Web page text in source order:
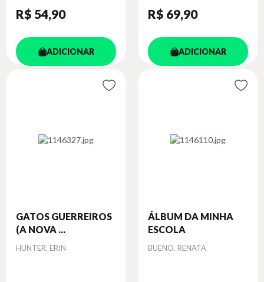
R$ 54,90
ADICIONAR
R$ 69,90
ADICIONAR
GATOS GUERREIROS
(A NOVA ...
Autor
HUNTER, ERIN
ÁLBUM DA MINHA
ESCOLA
Autor
BUENO, RENATA